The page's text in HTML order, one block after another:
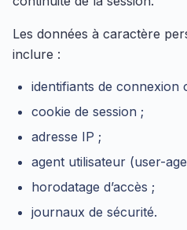
Les données à caractère
inclure :
identifiants de connexion
cookie de session ;
adresse IP ;
agent utilisateur (user-
horodatage d’accès ;
journaux de sécurité.